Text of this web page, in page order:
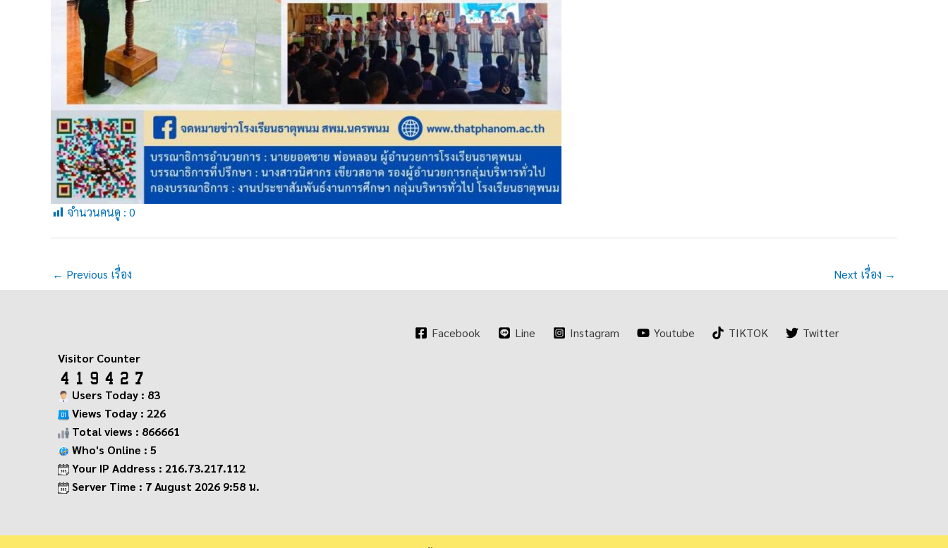
จำนวนคนดู : 0
← Previous เรื่อง Next เรื่อง →
Visitor Counter
Users Today : 83
Views Today : 226
Total views : 866661
Who's Online : 5
Your IP Address : 216.73.217.112
Server Time : 7 August 2026 9:58 น.
Facebook Line Instagram Youtube TIKTOK Twitter